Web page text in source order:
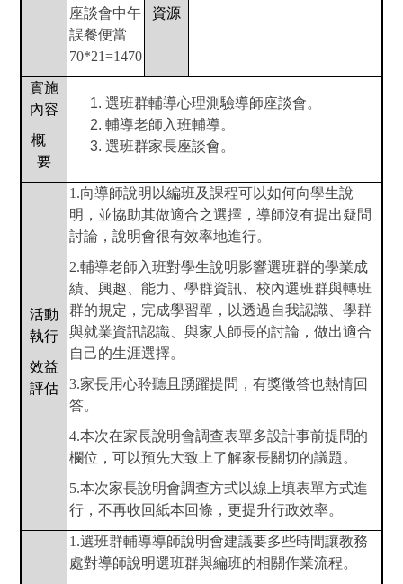
座談會中午
誤餐便當
70*21=1470
資源
實施
內容
概
要
選班群輔導心理測驗導師座談會。
輔導老師入班輔導。
選班群家長座談會。
活動
執行
效益
評估
1.向導師說明以編班及課程可以如何向學生說
明，並協助其做適合之選擇，導師沒有提出疑問
討論，說明會很有效率地進行。
2.輔導老師入班對學生說明影響選班群的學業成
績、興趣、能力、學群資訊、校內選班群與轉班
群的規定，完成學習單，以透過自我認識、學群
與就業資訊認識、與家人師長的討論，做出適合
自己的生涯選擇。
3.家長用心聆聽且踴躍提問，有獎徵答也熱情回
答。
4.本次在家長說明會調查表單多設計事前提問的
欄位，可以預先大致上了解家長關切的議題。
5.本次家長說明會調查方式以線上填表單方式進
行，不再收回紙本回條，更提升行政效率。
1.選班群輔導導師說明會建議要多些時間讓教務
處對導師說明選班群與編班的相關作業流程。